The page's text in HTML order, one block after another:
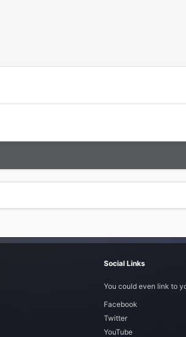
Social Links
You could even link to
Facebook
Twitter
YouTube